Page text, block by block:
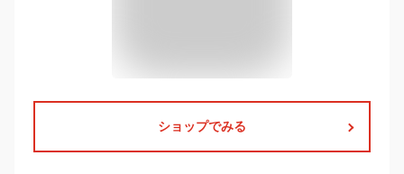
ショップでみる